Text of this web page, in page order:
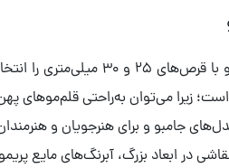
زیرا می‌توان به‌راحتی قلم‌موهای
جامبو و برای هنرجویان و
در ابعاد بزرگ، آبرنگ‌های مایع